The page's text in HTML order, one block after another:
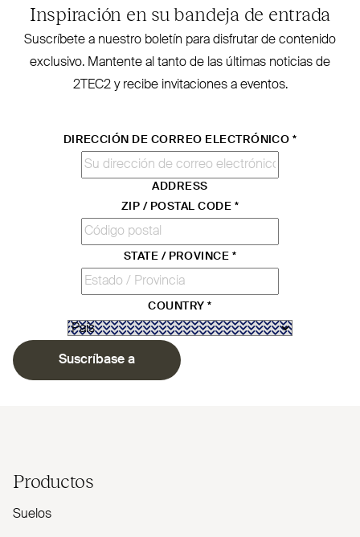
Inspiración en su bandeja de entrada
Sus­críbete a nuestro boletín para disfrutar de contenido
exclusivo. Mantente al tanto de las últimas noticias de
2TEC2y recibe invi­taciones a eventos.
DIRECCIÓN DE CORREO ELECTRÓNICO *
ADDRESS
ZIP / POSTAL CODE *
STATE / PROVINCE *
COUNTRY*
Suscríbase a
Productos
Suelos